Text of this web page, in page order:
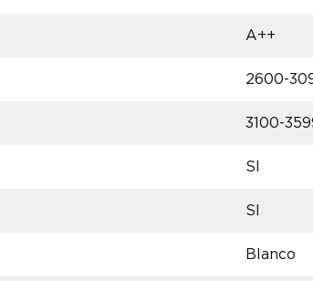
A++
2600-
3100-
SI
SI
Blanco